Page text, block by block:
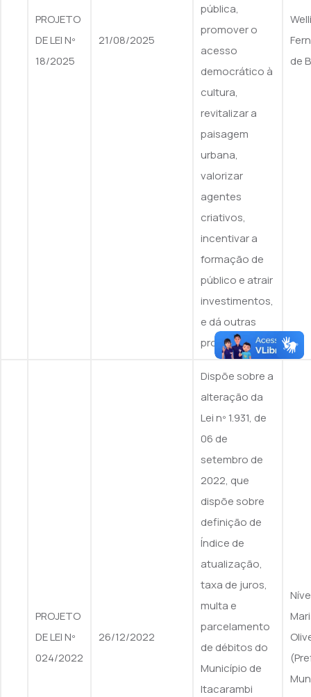
PROJETO
DE LEI Nº
18/2025
21/08/2025
pública,
promover o
acesso
democrático à
cultura,
revitalizar a
paisagem
urbana,
valorizar
agentes
criativos,
incentivar a
formação de
público e atrair
investimentos,
e dá outras
providências.
de
PROJETO
DE LEI Nº
024/2022
26/12/2022
Dispõe sobre a
alteração da
Lei nº 1.931, de
06 de
setembro de
2022, que
dispõe sobre
definição de
Índice de
atualização,
taxa de juros,
multa e
parcelamento
de débitos do
Município de
Itacarambi